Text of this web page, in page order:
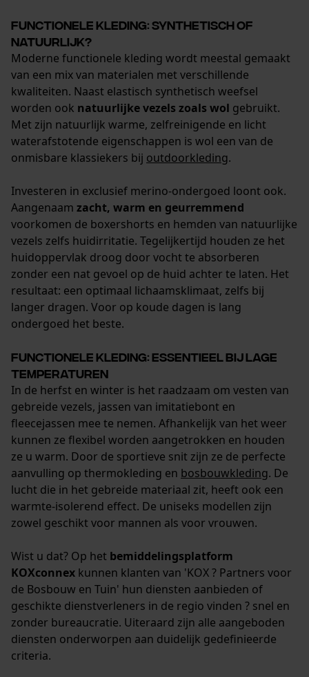
Functionele kleding: synthetisch of
natuurlijk?
Moderne functionele kleding wordt meestal gemaakt
van een mix van materialen met verschillende
kwaliteiten. Naast elastisch synthetisch weefsel
worden ook natuurlijke vezels zoals wol gebruikt.
Met zijn natuurlijk warme, zelfreinigende en licht
waterafstotende eigenschappen is wol een van de
onmisbare klassiekers bij outdoorkleding.
Investeren in exclusief merino-ondergoed loont ook.
Aangenaam zacht, warm en geurremmend
voorkomen de boxershorts en hemden van natuurlijke
vezels zelfs huidirritatie. Tegelijkertijd houden ze het
huidoppervlak droog door vocht te absorberen
zonder een nat gevoel op de huid achter te laten. Het
resultaat: een optimaal lichaamsklimaat, zelfs bij
langer dragen. Voor op koude dagen is lang
ondergoed het beste.
Functionele kleding: essentieel bij lage
temperaturen
In de herfst en winter is het raadzaam om vesten van
gebreide vezels, jassen van imitatiebont en
fleecejassen mee te nemen. Afhankelijk van het weer
kunnen ze flexibel worden aangetrokken en houden
ze u warm. Door de sportieve snit zijn ze de perfecte
aanvulling op thermokleding en bosbouwkleding. De
lucht die in het gebreide materiaal zit, heeft ook een
warmte-isolerend effect. De uniseks modellen zijn
zowel geschikt voor mannen als voor vrouwen.
Wist u dat? Op het bemiddelingsplatform
KOXconnex kunnen klanten van 'KOX ? Partners voor
de Bosbouw en Tuin' hun diensten aanbieden of
geschikte dienstverleners in de regio vinden ? snel en
zonder bureaucratie. Uiteraard zijn alle aangeboden
diensten onderworpen aan duidelijk gedefinieerde
criteria.